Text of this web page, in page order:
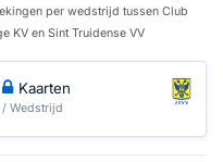
per wedstrijd tussen Club
KV en Sint Truidense VV
Kaarten
/ Wedstrijd